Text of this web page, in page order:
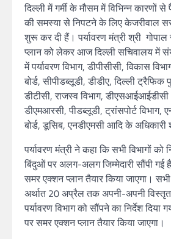
दिल्ली में गर्मी के मौसम में विभिन्न कारणों
की समस्या से निपटने के लिए केजरीवाल
शुरू कर दी हैं। पर्यावरण मंत्री श्री
प्लान को लेकर आज दिल्ली सचिवालय में
में पर्यावरण विभाग, डीपीसीसी, विकास
बोर्ड, सीपीडब्लूडी, डीडीए, दिल्ली
डीटीसी, राजस्व विभाग, डीएसआईआईडीसी ,
डीएमआरसी, पीडब्लूडी, ट्रांसपोर्ट
बोर्ड, डूसिब, एनडीएमसी आदि के अधिकारी
पर्यावरण मंत्री ने कहा कि सभी विभागों को
बिंदुओं पर अलग-अलग जिम्मेदारी सौंपी
समर एक्शन प्लान तैयार किया जाएगा। सभी
अर्थात 20 अप्रैल तक अपनी-अपनी विस्तृत
पर्यावरण विभाग को सौंपने का निर्देश
पर समर एक्शन प्लान तैयार किया जाएगा।